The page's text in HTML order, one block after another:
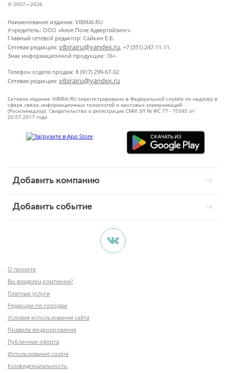
© 2007—2026
Наименование издания: VIBIRAI.RU
Учредитель: ООО «Алое Поле Адвертайзинг».
Главный сетевой редактор: Сайкин Е.Б.
Сетевая редакция: vibirairu@yandex.ru, +7 (351) 247-11-11.
Знак информационной продукции: 16+.
Телефон отдела продаж: 8 (917) 299-67-02
Сетевая редакция: vibirairu@yandex.ru
Сетевое издание VIBIRAI.RU зарегистрировано в Федеральной службе по надзору в
сфере связи, информационных технологий и массовых коммуникаций
(Роскомнадзор). Свидетельство о регистрации СМИ ЭЛ № ФС 77 - 70345 от
20.07.2017 года
Добавить компанию
Добавить событие
О проекте
Вы владелец компании?
Платные услуги
Редакции по городам
Условия использования сайта
Правила модерирования
Публичная оферта
Использование cookie
Конфиденциальность